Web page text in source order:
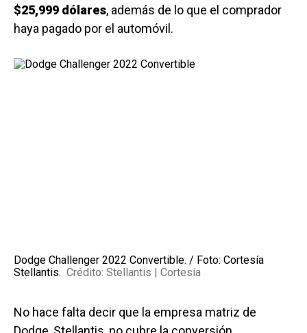
$25,999 dólares, además de lo que el comprador
haya pagado por el automóvil.
Dodge Challenger 2022 Convertible. / Foto: Cortesía
Stellantis. Crédito: Stellantis | Cortesía
No hace falta decir que la empresa matriz de